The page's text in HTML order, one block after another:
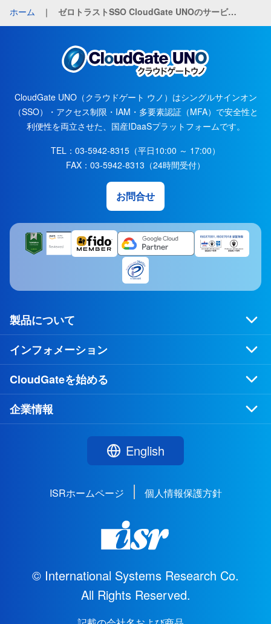
ホーム ｜ ゼロトラストSSO CloudGate UNOのサービス料金
CloudGate UNO（クラウドゲート ウノ）はシングルサインオン
（SSO）・アクセス制限・IAM・多要素認証（MFA）で安全性と
利便性を両立させた、国産IDaaSプラットフォームです。
TEL：03-5942-8315（平日10:00 ～ 17:00）
FAX：03-5942-8313（24時間受付）
お問合せ
製品について
インフォメーション
CloudGateを始める
企業情報
English
ISRホームページ 個人情報保護方針
© International Systems Research Co.
All Rights Reserved.